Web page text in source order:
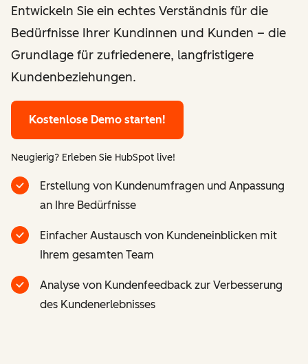
Entwickeln Sie ein echtes Verständnis für die
Bedürfnisse Ihrer Kundinnen und Kunden – die
Grundlage für zufriedenere, langfristigere
Kundenbeziehungen.
Kostenlose Demo starten!
Neugierig? Erleben Sie HubSpot live!
Erstellung von Kundenumfragen und Anpassung
an Ihre Bedürfnisse
Einfacher Austausch von Kundeneinblicken mit
Ihrem gesamten Team
Analyse von Kundenfeedback zur Verbesserung
des Kundenerlebnisses